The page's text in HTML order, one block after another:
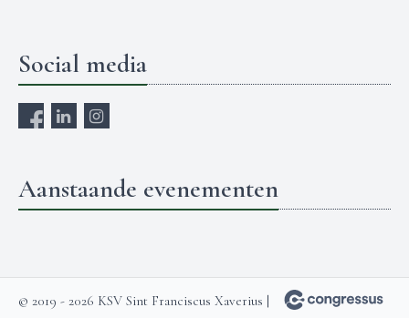
Social media
Aanstaande evenementen
© 2019 - 2026 KSV Sint Franciscus Xaverius |